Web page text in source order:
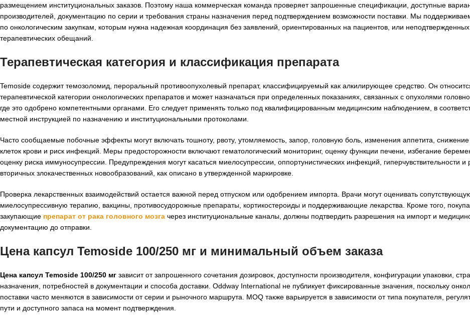
размещением институциональных заказов. Поэтому наша коммерческая команда проверяет запрошенные спецификации, доступные
производителей, документацию по серии и требования страны назначения перед подтверждением возможности поставки. Мы
по онкологическим закупкам, которым нужна надежная координация без заявлений, ориентированных на пациентов, или неподтвержденных
терапевтических обещаний.
Терапевтическая категория и классификация препарата
Temoside содержит темозоломид, пероральный противоопухолевый препарат, классифицируемый как алкилирующее средство. Он
терапевтической категории онкологических препаратов и может назначаться при определенных показаниях, связанных с опухолями
где это одобрено компетентными органами. Его следует применять только под квалифицированным медицинским наблюдением, в
местной инструкцией по назначению и институциональными протоколами.
Часто сообщаемые побочные эффекты могут включать тошноту, рвоту, утомляемость, запор, головную боль, изменения аппетита, снижение
клеток крови и риск инфекций. Меры предосторожности включают гематологический мониторинг, оценку функции печени, избегание
оценку риска иммуносупрессии. Предупреждения могут касаться миелосупрессии, оппортунистических инфекций, гиперчувствительности и
вторичных злокачественных новообразований, как описано в утвержденной маркировке.
Проверка лекарственных взаимодействий остается важной перед отпуском или одобрением импорта. Врачи могут оценивать
миелосупрессивную терапию, вакцины, противосудорожные препараты, кортикостероиды и поддерживающие лекарства. Кроме того,
закупающие препарат от рака головного мозга через институциональные каналы, должны подтвердить разрешения на импорт и
документацию до отправки.
Цена капсул Temoside 100/250 мг и минимальный объем заказа
Цена капсул Temoside 100/250 мг зависит от запрошенного сочетания дозировок, доступности производителя, конфигурации упаковки,
назначения, потребностей в документации и способа доставки. Oddway International не публикует фиксированные значения, поскольку
поставки часто меняются в зависимости от серии и рыночного маршрута. MOQ также варьируется в зависимости от типа покупателя,
пути и доступного запаса на момент подтверждения.